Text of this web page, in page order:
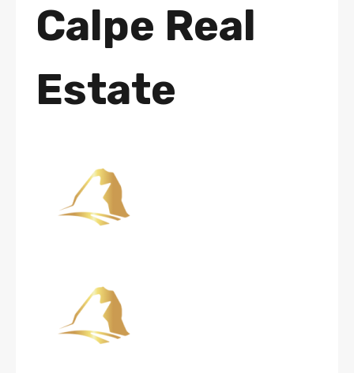
Calpe Real
Estate